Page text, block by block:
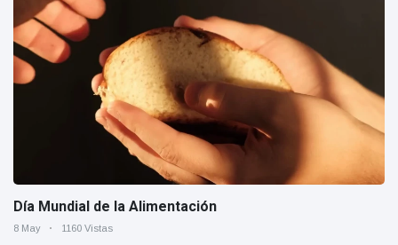
Día Mundial de la Alimentación
8 May 1160 Vistas